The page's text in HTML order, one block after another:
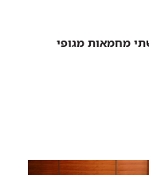
מחמאות מגופי